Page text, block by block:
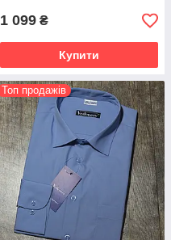
1 099 ₴
Купити
Топ продажів